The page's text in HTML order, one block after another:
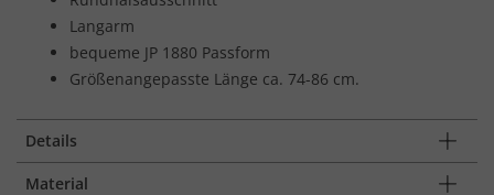
Langarm
bequeme JP 1880 Passform
Größenangepasste Länge ca. 74-86 cm.
Details
Material